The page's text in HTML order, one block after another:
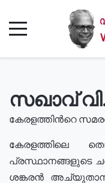
സഖാവ്
കേരളത്തിൻറെ
കേരളത്തിലെ
പ്രസ്ഥാനങ്ങളുടെ
ശങ്കരൻ